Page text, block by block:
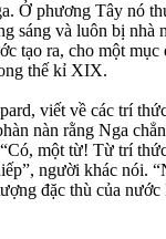
Ở phương Tây nó
sáng và luôn bị
tạo ra, cho một mục
thế kỉ XIX.
viết về các trí
nàn rằng Nga
một từ! Từ trí
người khác nói.
đặc thù của